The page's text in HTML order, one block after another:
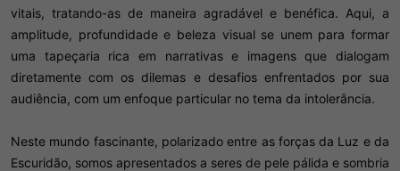
vitais, tratando-as de maneira agradável e benéfica. Aqui, a
amplitude, profundidade e beleza visual se unem para formar
uma tapeçaria rica em narrativas e imagens que dialogam
diretamente com os dilemas e desafios enfrentados por sua
audiência, com um enfoque particular no tema da intolerância.
Neste mundo fascinante, polarizado entre as forças da Luz e da
Escuridão, somos apresentados a seres de pele pálida e sombria